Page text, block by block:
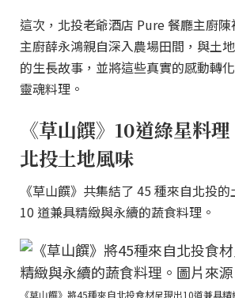
這次，北投老爺酒店 Pure 餐廳主廚
主廚薛永鴻親自深入農場田間，與土
的生長故事，並將這些真實的感動轉
靈魂料理。
《草山饌》10道綠星料
北投土地風味
《草山饌》共集結了 45 種來自北投
10 道兼具精緻與永續的蔬食料理。
《草山饌》將45種來自北投食材呈現出10道兼具